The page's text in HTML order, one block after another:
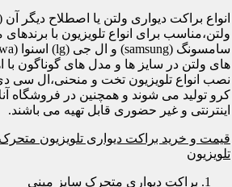
انواع براکت دیواری ولتن یا اصطلاح دیگر آن
ولتن،مناسب برای انواع تلویزیون با
های ولتن در سایز ها و مدل های گوناگون
نصب انواع تلویزیون تخت و منحنی،ال سی
کرو تولید می شوند و همچنین در فروشگاه
اینترنتی و غیر حضوری قابل تهیه می باشند.
قیمت و خرید براکت دیواری تلویزیون متحرک
تلویزیون
براکت دیواری متحرک سایز مینی